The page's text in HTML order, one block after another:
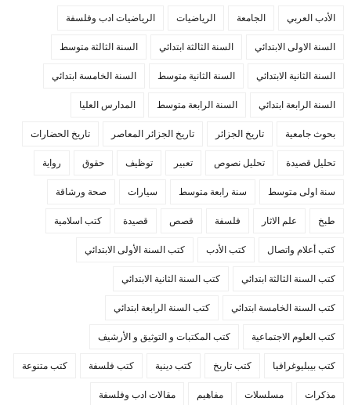
الأدب العربي الجامعة الرياضيات الرياضيات ادب وفلسفة
السنة الاولى الابتدائي السنة الثالثة ابتدائي السنة الثالثة متوسط
السنة الثانية الابتدائي السنة الثانية متوسط السنة الخامسة ابتدائي
السنة الرابعة ابتدائي السنة الرابعة متوسط المدارس العليا
بحوث جامعية تاريخ الجزائر تاريخ الجزائر المعاصر تاريخ الحضارات
تحليل قصيدة تحليل نصوص تعبير توظيف حقوق رواية
سنة اولى متوسط سنة رابعة متوسط سيارات صحة ورشاقة
طبخ علم الاثار فلسفة قصص قصيدة كتب اسلامية
كتب أعلام واتصال كتب الأدب كتب السنة الأولى الابتدائي
كتب السنة الثالثة ابتدائي كتب السنة الثانية الابتدائي
كتب السنة الخامسة ابتدائي كتب السنة الرابعة ابتدائي
كتب العلوم الاجتماعية كتب المكتبات و التوثيق و الأرشيف
كتب بيبليوغرافيا كتب تاريخ كتب دينية كتب فلسفة كتب متنوعة
مذكرات مسلسلات مفاهيم مقالات ادب وفلسفة